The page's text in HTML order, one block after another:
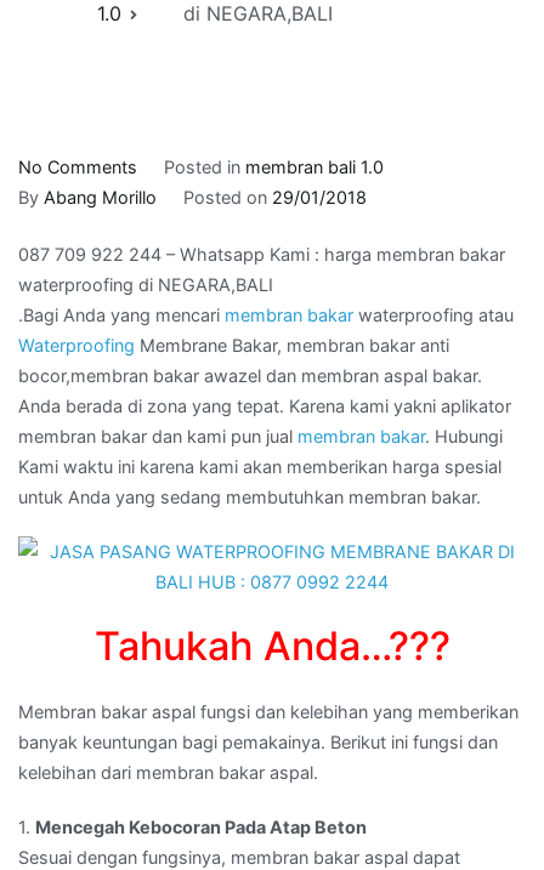
1.0
di NEGARA,BALI
No Comments
087
922
244
–
Whatsapp
Kami
:
harga
membran
bakar
di
NEGARA,BALI
Posted in membran bali 1.0
By Abang Morillo Posted on 29/01/2018
087 709 922 244 – Whatsapp Kami : harga membran bakar
waterproofing di NEGARA,BALI
.Bagi Anda yang mencari membran bakar waterproofing atau
Waterproofing Membrane Bakar, membran bakar anti
bocor,membran bakar awazel dan membran aspal bakar.
Anda berada di zona yang tepat. Karena kami yakni aplikator
membran bakar dan kami pun jual membran bakar. Hubungi
Kami waktu ini karena kami akan memberikan harga spesial
untuk Anda yang sedang membutuhkan membran bakar.
Tahukah Anda…???
Membran bakar aspal fungsi dan kelebihan yang memberikan
banyak keuntungan bagi pemakainya. Berikut ini fungsi dan
kelebihan dari membran bakar aspal.
1. Mencegah Kebocoran Pada Atap Beton
Sesuai dengan fungsinya, membran bakar aspal dapat